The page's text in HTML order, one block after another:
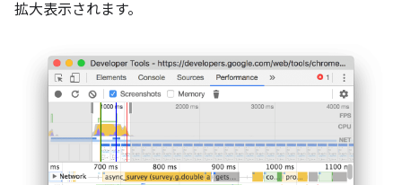
拡大表示されます。